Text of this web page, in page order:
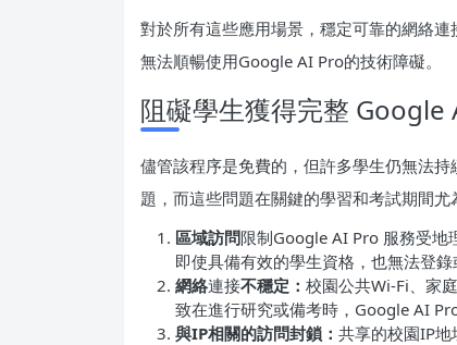
對於所有這些應用場景，穩定可靠的網絡
無法順暢使用Google AI Pro的技術障礙。
阻礙學生獲得完整 Google
儘管該程序是免費的，但許多學生仍無法
題，而這些問題在關鍵的學習和考試期間尤
區域訪問限制Google AI Pro 服務受地
即使具備有效的學生資格，也無法登錄
網絡連接不穩定： 校園公共Wi-Fi、家
致在進行研究或備考時，Google AI
與IP相關的訪問封鎖： 共享的校園IP